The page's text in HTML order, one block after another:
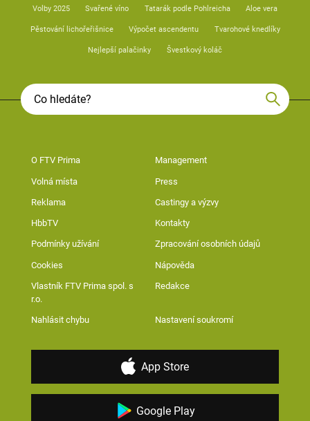
Volby 2025 Svařené víno Tatarák podle Pohlreicha Aloe vera
Pěstování lichořeřišnice Výpočet ascendentu Tvarohové knedlíky
Nejlepší palačinky Švestkový koláč
O FTV Prima Management
Volná místa Press
Reklama Castingy a výzvy
HbbTV Kontakty
Podmínky užívání Zpracování osobních údajů
Cookies Nápověda
Vlastník FTV Prima spol. s
r.o.
Redakce
Nahlásit chybu Nastavení soukromí
App Store
Google Play